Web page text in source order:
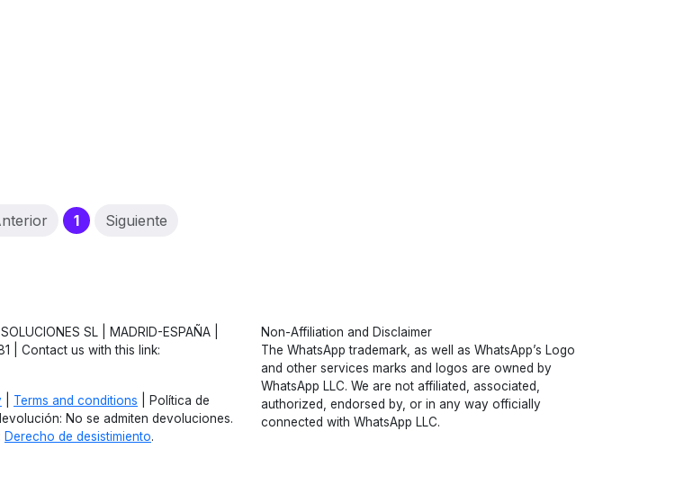
1(current)
Siguiente
SL | MADRID-ESPAÑA |
| Contact us with this link:
Terms and conditions | Política de
No se admiten devoluciones.
Derecho de desistimiento.
Non-Affiliation and Disclaimer
The WhatsApp trademark, as well as WhatsApp’s Logo
and other services marks and logos are owned by
WhatsApp LLC. We are not affiliated, associated,
authorized, endorsed by, or in any way officially
connected with WhatsApp LLC.